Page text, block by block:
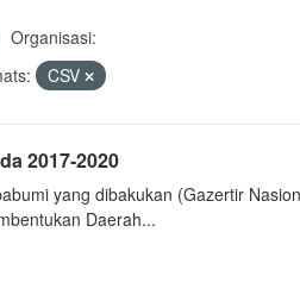
Organisasi:
CSV
2017-2020
yang dibakukan (Gazertir
Daerah...